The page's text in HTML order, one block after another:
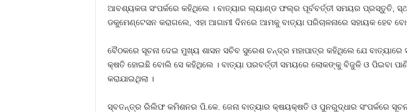
ଆବଶ୍ୟକତା ସଂପର୍କରେ କହିଥିଲେ । ବାତ୍ୟାର ଲ୍ୟାଣ୍ଡ ଫଲ୍‌ର ପୂର୍ବବର୍ତ୍ତୀ ସମୟର ପ୍ରସ୍ତୁତି,
ଡକୁମେଣ୍ଟେସନ କରାଗଲେ, ଏହା ଆଗାମୀ ଦିନରେ ଆମକୁ ବାତ୍ୟା ପରିଚାଳନାରେ ସହାୟକ ହେବ
ବୈଠକରେ ସୂଚନା ଦେଇ ମୁଖ୍ୟ ଶାସନ ସଚିବ ସୁରେଶ ଚନ୍ଦ୍ର ମହାପାତ୍ର କହିଥିଲେ ଯେ
କ୍ଷତି ହୋଇଛି ବୋଲି ସେ କହିଥିଲେ । ବାତ୍ୟା ପରବର୍ତ୍ତୀ ସମୟରେ ଲୋକଙ୍କୁ ବିଜୁଳି ଓ ପିଇବା
କରାଯାଇଥିଲା ।
ସ୍ବତନ୍ତ୍ର ରିଲିଫ କମିଶନର ପି.କେ. ଜେନା ବାତ୍ୟାର କ୍ଷୟକ୍ଷତି ଓ ପୁନରୁଦ୍ଧାର ସଂପର୍କରେ